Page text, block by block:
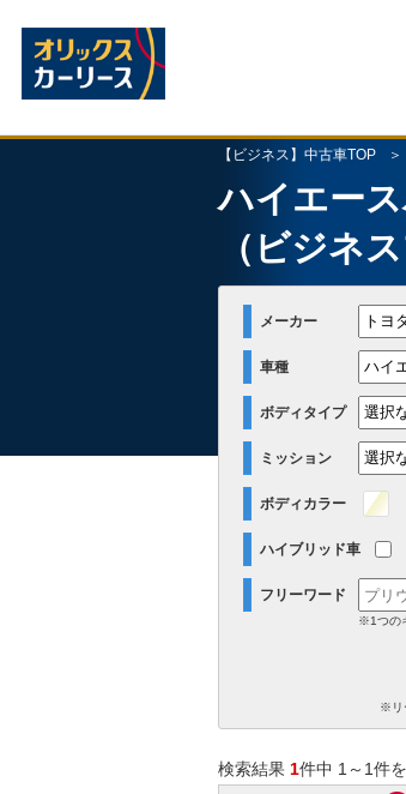
【ビジネス】中古車TOP
ハイエー
（ビジネ
メーカー
車種
ボディタイプ
ミッション
ボディカラー
ハイブリッド車
フリーワード
※1つの
※リ
検索結果 1件中 1～1件